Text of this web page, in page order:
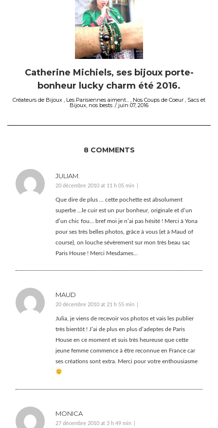
Catherine Michiels, ses bijoux porte-
bonheur lucky charm été 2016.
Créateurs de Bijoux , Les Parisiennes aiment... , Nos Coups de Coeur , Sacs et
Bijoux, nos bests juin 07, 2016
8 COMMENTS
JULIAM.
20 décembre 2010 at 11 h 05 min
Que dire de plus … cette pochette est absolument
superbe …le cuir est un pur bonheur, originale et d’un
d’un chic fou… bref moi je n’ai pas hésité ! Merci à Yona
pour ses très belles photos, grâce à vous (et à Maud of
course), on louche sévèrement sur mon très beau sac
Paris House ! Merci Mesdames…
MAUD
20 décembre 2010 at 21 h 55 min
Julia, je viens de recevoir vos photos et vais les publier
très bientôt ! J’ai de plus en plus d’adeptes de Paris
House en ce moment et suis très heureuse que cette
jeune femme commence à être reconnue en France car
ses créations sont extra. Merci pour votre enthousiasme
MONICA
27 décembre 2010 at 3 h 49 min